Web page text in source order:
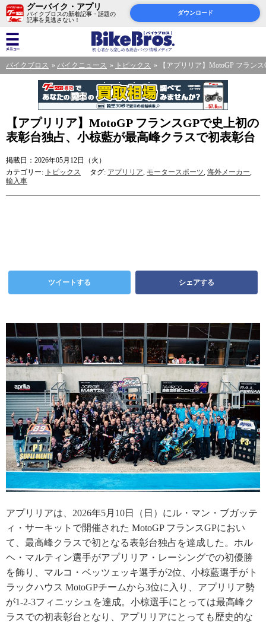
グーバイク・アプリ
バイクブロスの新着記事・話題の
記事を見逃さない！
ダウンロード
バイクブロス バイクニュース トピックス 【アプリリア】MotoGP フラン
【アプリリア】MotoGP フランスGPで史上初の
表彰台独占、小椋藍が最高峰クラスで初表彰台
掲載日：2026年05月12日（火）
カテゴリー: トピックス タグ: アプリリア, モータースポーツ, 海外メーカー,
輸入車
ツイートする シェアする
アプリリアは、2026年5月10日（日）にル・マン・ブガッテ
ィ・サーキットで開催された MotoGP フランスGPにおい
て、最高峰クラスで初となる表彰台独占を達成した。ホル
ヘ・マルティン選手がアプリリア・レーシングでの初優勝
を飾り、マルコ・ベッツェッキ選手が2位、小椋藍選手がト
ラックハウス MotoGPチームから3位に入り、アプリリア勢
が1-2-3フィニッシュを達成。小椋選手にとっては最高峰ク
ラスでの初表彰台となり、アプリリアにとっても歴史的な